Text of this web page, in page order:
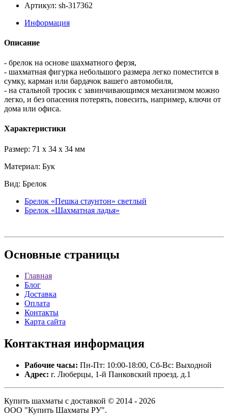
Артикул: sh-317362
Информация
Описание
- брелок на основе шахматного ферзя,
- шахматная фигурка небольшого размера легко поместится в
сумку, карман или бардачок вашего автомобиля,
- на стальной тросик с завинчивающимся механизмом можно
легко, и без опасения потерять, повесить, например, ключи от
дома или офиса.
Характеристики
Размер: 71 x 34 x 34 мм
Материал: Бук
Вид: Брелок
Брелок «Пешка стаунтон» светлый
Брелок «Шахматная ладья»
Основные страницы
Главная
Блог
Доставка
Оплата
Контакты
Карта сайта
Контактная информация
Рабочие часы: Пн-Пт: 10:00-18:00, Сб-Вс: Выходной
Адрес: г. Люберцы, 1-й Панковский проезд. д.1
Купить шахматы с доставкой © 2014 - 2026
ООО "Купить Шахматы РУ".